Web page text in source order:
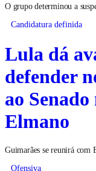
O grupo determinou a
Candidatura definida
Lula dá
defender
ao
Elmano
Guimarães se reunirá com
Ofensiva